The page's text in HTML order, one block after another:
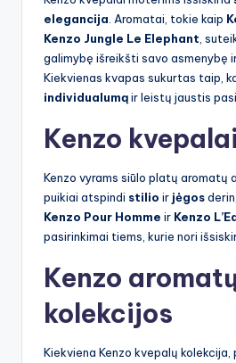
elegancija . Aromatai, tokie kaip
Kenzo Jungle Le Elephant ,
galimybę išreikšti savo asmenybę ir
Kiekvienas kvapas sukurtas taip,
individualumąir leistų jaustis
Kenzo
Kenzo vyrams siūlo platų aromatų
puikiai atspindi stilio ir jėgos
Kenzo Pour Homme ir Kenzo
pasirinkimai tiems, kurie nori
Kenzo
kolekcijos
Kiekviena Kenzo kvepalų kolekcija,